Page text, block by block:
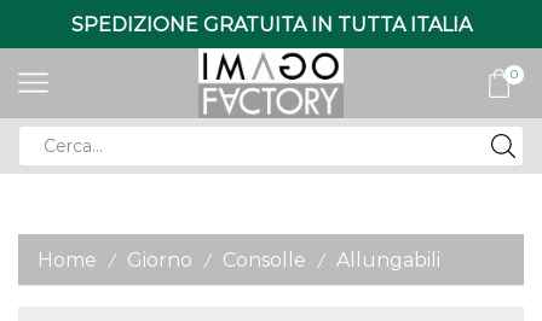
SPEDIZIONE GRATUITA IN TUTTA ITALIA
0
input
Home / Giorno / Consolle / Allungabili